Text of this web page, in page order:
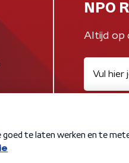
NPO
Altijd op